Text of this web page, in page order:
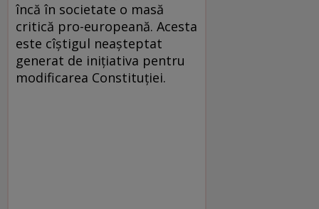
încă în societate o masă
critică pro-europeană. Acesta
este cîștigul neașteptat
generat de inițiativa pentru
modificarea Constituției.